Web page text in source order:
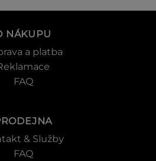
NÁKUPU
a platba
FAQ
& Služby
FAQ